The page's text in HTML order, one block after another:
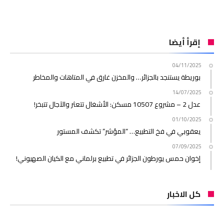
إقرأ أيضا
04/11/2025
بوريطة يستنجد بالجزائر… والمخزن غارق في المتاهات والمخاطر
14/07/2025
عدل 2 – مشروع 10507 مسكن: الأشغال تتعثر والآجال تتبخر!
01/10/2025
يعقوبي في فخ التطبيع… “المؤشر” تكشف المستور
07/09/2025
إخوان حمس يورطون الجزائر في تطبيع برلماني مع الكيان الصهيوني!
كل الاخبار